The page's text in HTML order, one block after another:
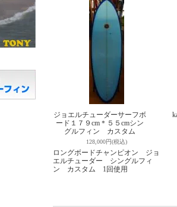
ジョエルチューダーサーフボ
ード１７９cm＊５５cmシン
グルフィン カスタム
128,000円(税込)
ロングボードチャンピオン ジョ
エルチューダー シングルフィ
ン カスタム 1回使用